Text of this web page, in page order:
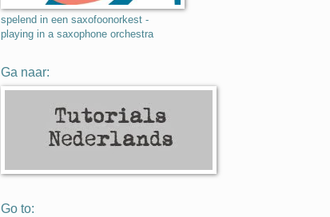
spelend in een saxofoonorkest -
playing in a saxophone orchestra
Ga naar:
Go to: